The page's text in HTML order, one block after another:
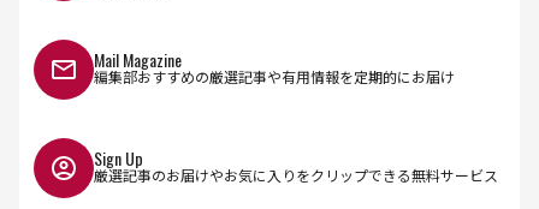
Mail Magazine
編集部おすすめの厳選記事や有用情報を定期的にお届け
Sign Up
厳選記事のお届けやお気に入りをクリップできる無料サービス